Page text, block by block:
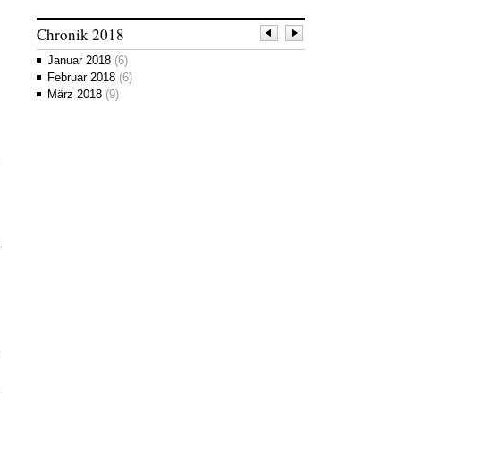
Chronik2018
Januar 2018 (6)
Februar 2018 (6)
März 2018 (9)